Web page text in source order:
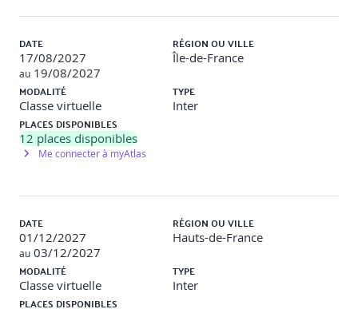
configuration adaptée
Validation : QCM, échanges, exercices pratiques
Jour 3
Pratiques de gestion des exigences
Gestion du cycle de vie, contrôle des versions,
priorisation
Analyse de cas réels, travaux sur matrices de
traçabilité
Validation : QCM, exercices pratiques sur gestion de
configuration et de changement
DATE
17/08/2027
au 19/08/2027
RÉGION OU VILLE
Île-de-France
MODALITÉ
Classe virtuelle
TYPE
Inter
PLACES DISPONIBLES
12 places disponibles
Me connecter à myAtlas
DATE
01/12/2027
au 03/12/2027
RÉGION OU VILLE
Hauts-de-France
MODALITÉ
Classe virtuelle
TYPE
Inter
PLACES DISPONIBLES